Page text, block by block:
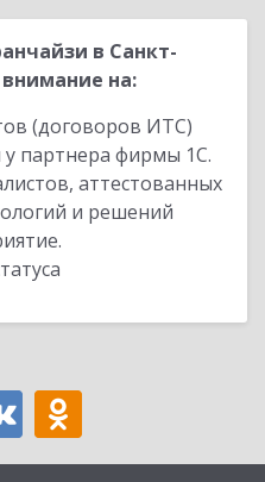
в Санкт-
на:
(договоров ИТС)
партнера фирмы 1С.
аттестованных
и решений